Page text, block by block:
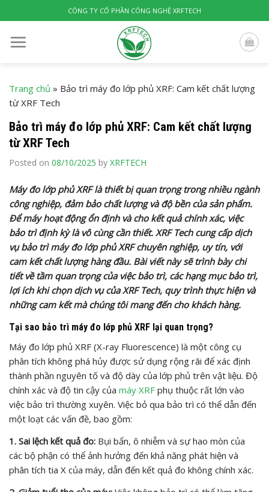
to
content
CÔNG TY CỔ PHẦN CÔNG NGHỆ XRFTECH
Trang chủ » Bảo trì máy đo lớp phủ XRF: Cam kết chất lượng
từ XRF Tech
Bảo trì máy đo lớp phủ XRF: Cam kết chất lượng
từ XRF Tech
Posted on 08/10/2025 by XRFTECH
Máy đo lớp phủ XRF là thiết bị quan trọng trong nhiều ngành
công nghiệp, đảm bảo chất lượng và độ bền của sản phẩm.
Để máy hoạt động ổn định và cho kết quả chính xác, việc
bảo trì định kỳ là vô cùng cần thiết. XRF Tech cung cấp dịch
vụ bảo trì máy đo lớp phủ XRF chuyên nghiệp, uy tín, với
cam kết chất lượng hàng đầu. Bài viết này sẽ trình bày chi
tiết về tầm quan trọng của việc bảo trì, các hạng mục bảo trì,
lợi ích khi chọn dịch vụ của XRF Tech, quy trình thực hiện và
những cam kết mà chúng tôi mang đến cho khách hàng.
Tại sao bảo trì máy đo lớp phủ XRF lại quan trọng?
Máy đo lớp phủ XRF (X-ray Fluorescence) là một công cụ
phân tích không phá hủy được sử dụng rộng rãi để xác định
thành phần nguyên tố và độ dày của lớp phủ trên vật liệu. Độ
chính xác và độ tin cậy của máy XRF phụ thuộc rất lớn vào
việc bảo trì thường xuyên. Việc bỏ qua bảo trì có thể dẫn đến
một loạt các vấn đề, bao gồm:
1. Sai lệch kết quả đo: Bụi bẩn, ô nhiễm và sự hao mòn của
các bộ phận có thể ảnh hưởng đến khả năng phát hiện và
phân tích tia X của máy, dẫn đến kết quả đo không chính xác.